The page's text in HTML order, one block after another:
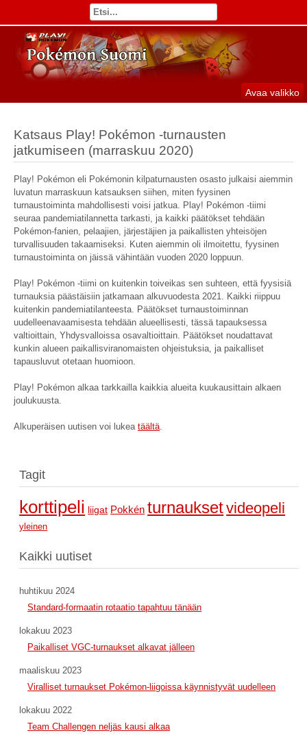
Avaa valikko
Katsaus Play! Pokémon -turnausten
jatkumiseen (marraskuu 2020)
Play! Pokémon eli Pokémonin kilpaturnausten osasto julkaisi aiemmin
luvatun marraskuun katsauksen siihen, miten fyysinen
turnaustoiminta mahdollisesti voisi jatkua. Play! Pokémon -tiimi
seuraa pandemiatilannetta tarkasti, ja kaikki päätökset tehdään
Pokémon-fanien, pelaajien, järjestäjien ja paikallisten yhteisöjen
turvallisuuden takaamiseksi. Kuten aiemmin oli ilmoitettu, fyysinen
turnaustoiminta on jäissä vähintään vuoden 2020 loppuun.
Play! Pokémon -tiimi on kuitenkin toiveikas sen suhteen, että fyysisiä
turnauksia päästäisiin jatkamaan alkuvuodesta 2021. Kaikki riippuu
kuitenkin pandemiatilanteesta. Päätökset turnaustoiminnan
uudelleenavaamisesta tehdään alueellisesti, tässä tapauksessa
valtioittain, Yhdysvalloissa osavaltioittain. Päätökset noudattavat
kunkin alueen paikallisviranomaisten ohjeistuksia, ja paikalliset
tapausluvut otetaan huomioon.
Play! Pokémon alkaa tarkkailla kaikkia alueita kuukausittain alkaen
joulukuusta.
Alkuperäisen uutisen voi lukea täältä.
Tagit
korttipeli liigat Pokkén turnauksetvideopeli
yleinen
Kaikki uutiset
huhtikuu 2024
Standard-formaatin rotaatio tapahtuu tänään
lokakuu 2023
Paikalliset VGC-turnaukset alkavat jälleen
maaliskuu 2023
Viralliset turnaukset Pokémon-liigoissa käynnistyvät uudelleen
lokakuu 2022
Team Challengen neljäs kausi alkaa